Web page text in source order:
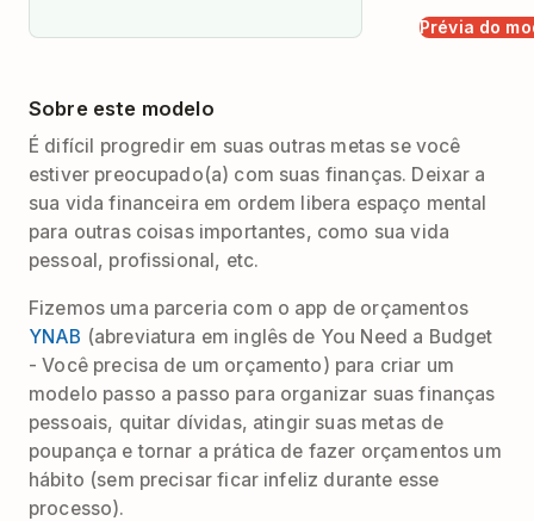
Prévia do
Sobre este modelo
É difícil progredir em suas outras metas se você
estiver preocupado(a) com suas finanças. Deixar a
sua vida financeira em ordem libera espaço mental
para outras coisas importantes, como sua vida
pessoal, profissional, etc.
Fizemos uma parceria com o app de orçamentos
YNAB (abreviatura em inglês de You Need a Budget
- Você precisa de um orçamento) para criar um
modelo passo a passo para organizar suas finanças
pessoais, quitar dívidas, atingir suas metas de
poupança e tornar a prática de fazer orçamentos um
hábito (sem precisar ficar infeliz durante esse
processo).